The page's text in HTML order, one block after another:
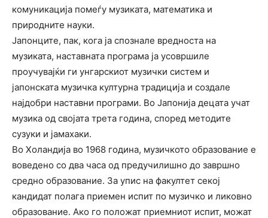
комуникација помеѓу музиката, математика и
природните науки.
Јапонците, пак, кога ја спознале вредноста на
музиката, наставната програма ја усовршиле
проучувајќи ги унгарскиот музички систем и
јапонската музичка културна традиција и создале
најдобри наставни програми. Во Јапонија децата учат
музика од својата трета година, според методите
сузуки и јамахаки.
Во Холандија во 1968 година, музичкото образование е
воведено со два часа од предучилишно до завршно
средно образование. За упис на факултет секој
кандидат полага приемен испит по музичко и ликовно
образование. Ако го положат приемниот испит, можат